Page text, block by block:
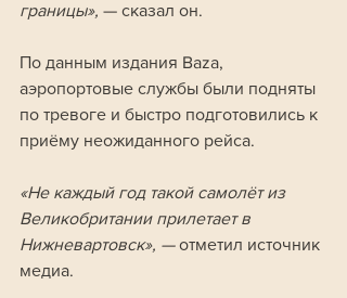
границы», — сказал он.
По данным издания Baza,
аэропортовые службы были подняты
по тревоге и быстро подготовились к
приёму неожиданного рейса.
«Не каждый год такой самолёт из
Великобритании прилетает в
Нижневартовск», — отметил источник
медиа.